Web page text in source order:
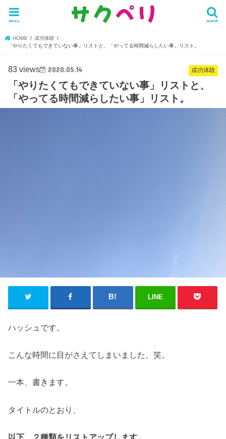
search
menu
HOME
成功体験
「やりたくてもできていない事」リストと、「やってる時間減らしたい事」リスト。
成功体験
83 views 2020.05.14
「やりたくてもできていない事」リストと、
「やってる時間減らしたい事」リスト。
LINE
ハッシュです。
こんな時間に目がさえてしまいました、笑。
一本、書きます。
タイトルのとおり、
以下、２種類をリストアップします。